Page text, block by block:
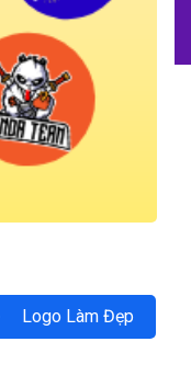
Logo Làm Đẹp